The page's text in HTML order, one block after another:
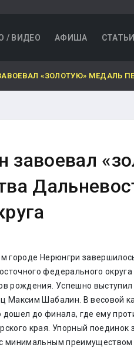
/ ВИДЕО АФИША СТАТЬИ
«ЗОЛОТУЮ» МЕДАЛЬ
городе Нерюнгри
федерального
рождения. Успешно выступил
Максим Шабалин. В весовой
дошел до финала, где ему
края. Упорный
минимальным